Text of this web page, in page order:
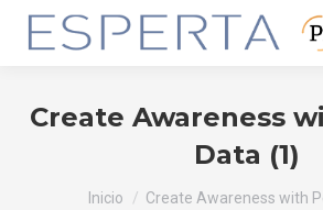
Create Awareness
Data (1)
Estás aquí:
Inicio Create Awareness with